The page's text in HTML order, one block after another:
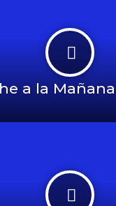
a la Mañana